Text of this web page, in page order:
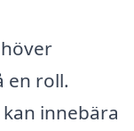
en roll.
innebära